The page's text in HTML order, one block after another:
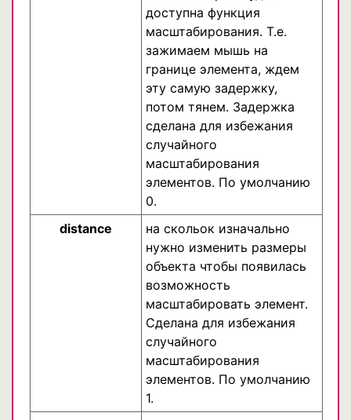
доступна функция
масштабирования. Т.е.
зажимаем мышь на
границе элемента, ждем
эту самую задержку,
потом тянем. Задержка
сделана для избежания
случайного
масштабирования
элементов. По умолчанию
0.
distance
на скольок изначально
нужно изменить размеры
объекта чтобы появилась
возможность
масштабировать элемент.
Сделана для избежания
случайного
масштабирования
элементов. По умолчанию
1.